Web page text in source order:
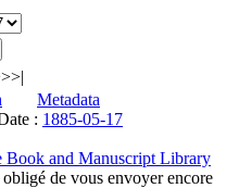
>|
Metadata
: 1885-05-17
Book and Manuscript Library
de vous envoyer encore